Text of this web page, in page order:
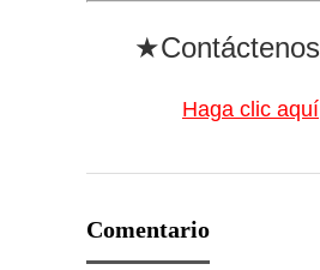
★Contáctenos
Haga clic aquí
Comentario